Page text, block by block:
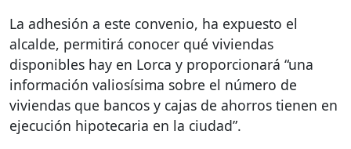
La adhesión a este convenio, ha expuesto el
alcalde, permitirá conocer qué viviendas
disponibles hay en Lorca y proporcionará “una
información valiosísima sobre el número de
viviendas que bancos y cajas de ahorros tienen en
ejecución hipotecaria en la ciudad”.